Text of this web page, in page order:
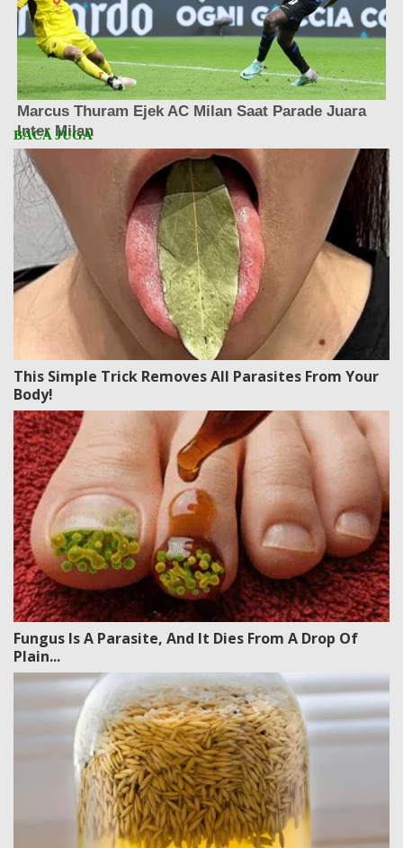
This Simple Trick Removes All Parasites From Your
Body!
Fungus Is A Parasite, And It Dies From A Drop Of
Plain...